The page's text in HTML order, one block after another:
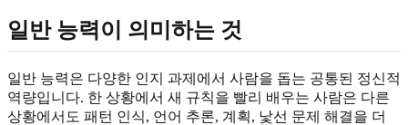
일반 능력이 의미하는 것
일반 능력은 다양한 인지 과제에서 사람을 돕는 공통된 정신적
역량입니다. 한 상황에서 새 규칙을 빨리 배우는 사람은 다른
상황에서도 패턴 인식, 언어 추론, 계획, 낯선 문제 해결을 더